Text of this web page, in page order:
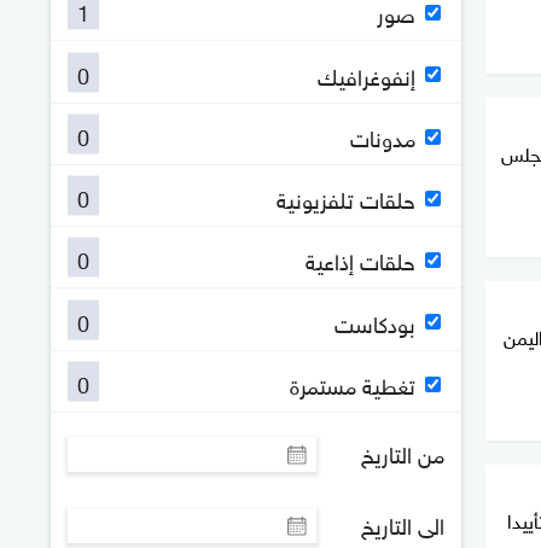
صور
1
إنفوغرافيك
0
مدونات
0
حلقات تلفزيونية
0
حلقات إذاعية
0
بودكاست
0
تغطية مستمرة
0
من التاريخ
الى التاريخ